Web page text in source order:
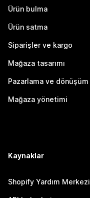
Ürün bulma
Ürün satma
Siparişler ve kargo
Mağaza tasarımı
Pazarlama ve dönüşüm
Mağaza yönetimi
Kaynaklar
Shopify Yardım Merkezi